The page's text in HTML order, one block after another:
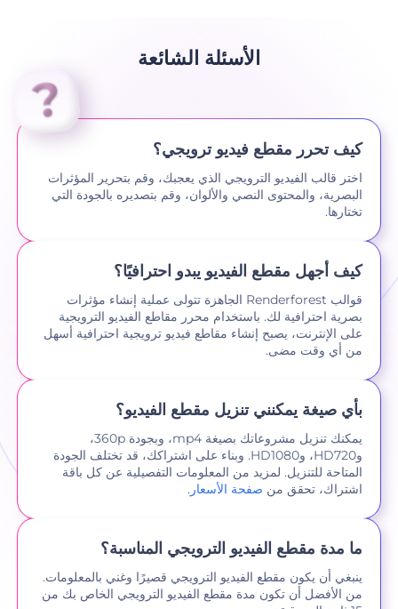
الأسئلة الشائعة
كيف تحرر مقطع فيديو ترويجي؟
اختر قالب الفيديو الترويجي الذي يعجبك، وقم بتحرير المؤثرات
البصرية، والمحتوى النصي والألوان، وقم بتصديره بالجودة التي
تختارها.
كيف أجهل مقطع الفيديو يبدو احترافيًا؟
قوالب Renderforest الجاهزة تتولى عملية إنشاء مؤثرات
بصرية احترافية لك. باستخدام محرر مقاطع الفيديو الترويجية
على الإنترنت، يصبح إنشاء مقاطع فيديو ترويجية احترافية أسهل
من أي وقت مضى.
بأي صيغة يمكنني تنزيل مقطع الفيديو؟
يمكنك تنزيل مشروعاتك بصيغة mp4، وبجودة 360p،
وHD720، وHD1080. وبناء على اشتراكك، قد تختلف الجودة
المتاحة للتنزيل. لمزيد من المعلومات التفصيلية عن كل باقة
اشتراك، تحقق من صفحة الأسعار .
ما مدة مقطع الفيديو الترويجي المناسبة؟
ينبغي أن يكون مقطع الفيديو الترويجي قصيرًا وغني بالمعلومات.
من الأفضل أن تكون مدة مقطع الفيديو الترويجي الخاص بك من